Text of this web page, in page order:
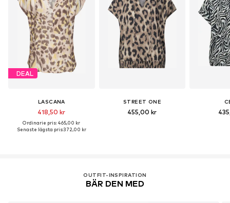
DEAL
LASCANA
418,50 kr
Ordinarie pris: 465,00 kr
Senaste lägsta pris:372,00 kr
STREET ONE
455,00 kr
OUTFIT-INSPIRATION
BÄR DEN MED